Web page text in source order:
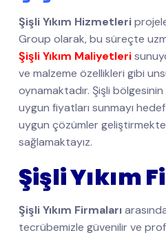
Şişli Yıkım Hizmetleri
Group olarak, bu süreçte
Şişli Yıkım Maliyetleri
ve malzeme özellikleri gibi
oynamaktadır. Şişli
uygun fiyatları sunmayı
uygun çözümler
sağlamaktayız.
Şişli Yıkım
Şişli Yıkım Firmaları
tecrübemizle güvenilir ve